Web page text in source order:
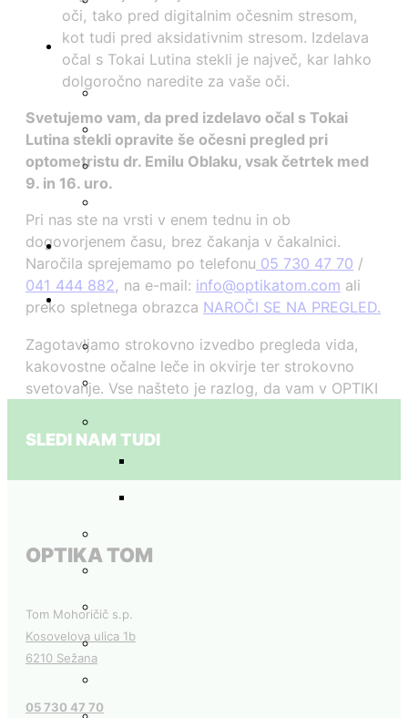
oči, tako pred digitalnim očesnim stresom,
kot tudi pred aksidativnim stresom. Izdelava
očal s Tokai Lutina stekli je največ, kar lahko
dolgoročno naredite za vaše oči.
Svetujemo vam, da pred izdelavo očal s Tokai
Lutina stekli opravite še očesni pregled pri
optometristu dr. Emilu Oblaku, vsak četrtek med
9. in 16. uro.
Pri nas ste na vrsti v enem tednu in ob
dogovorjenem času, brez čakanja v čakalnici.
Naročila sprejemamo po telefonu 05 730 47 70 /
041 444 882, na e-mail: info@optikatom.com ali
preko spletnega obrazca NAROČI SE NA PREGLED.
Zagotavljamo strokovno izvedbo pregleda vida,
kakovostne očalne leče in okvirje ter strokovno
svetovanje. Vse našteto je razlog, da vam v OPTIKI
SLEDI NAM TUDI
OPTIKA TOM
Tom Mohoričič s.p.
Kosovelova ulica 1b
6210 Sežana
05 730 47 70